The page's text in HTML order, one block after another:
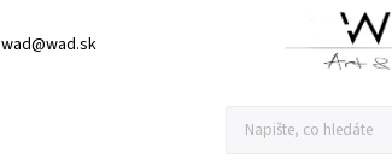
wad@wad.sk